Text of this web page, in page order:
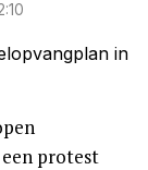
protest